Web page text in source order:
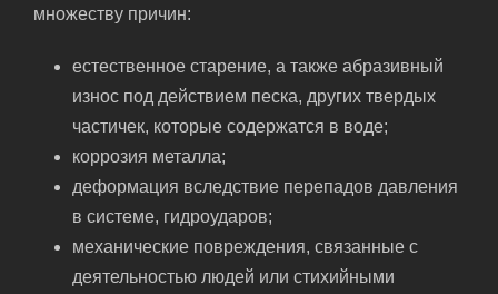
множеству причин:
естественное старение, а также абразивный
износ под действием песка, других твердых
частичек, которые содержатся в воде;
коррозия металла;
деформация вследствие перепадов давления
в системе, гидроударов;
механические повреждения, связанные с
деятельностью людей или стихийными